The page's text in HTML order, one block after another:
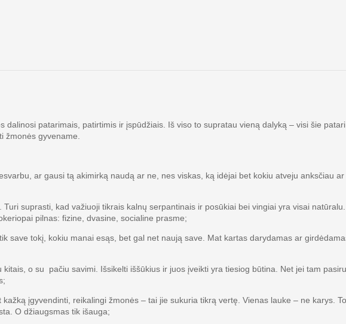
patarimais, patirtimis ir įspūdžiais. Iš viso to supratau vieną dalyką – visi šie
žmonės gyvename.
ar gausi tą akimirką naudą ar ne, nes viskas, ką idėjai bet kokiu atveju anksčiau ar
suprasti, kad važiuoji tikrais kalnų serpantinais ir posūkiai bei vingiai yra visai natūralu.
pilnas: fizine, dvasine, socialine prasme;
tokį, kokiu manai esąs, bet gal net naują save. Mat kartas darydamas ar
o su pačiu savimi. Išsikelti iššūkius ir juos įveikti yra tiesiog būtina. Net jei tam
įgyvendinti, reikalingi žmonės – tai jie sukuria tikrą vertę. Vienas lauke – ne karys.
O džiaugsmas tik išauga;